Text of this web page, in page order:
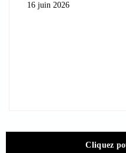
16 juin 2026
Cliquez